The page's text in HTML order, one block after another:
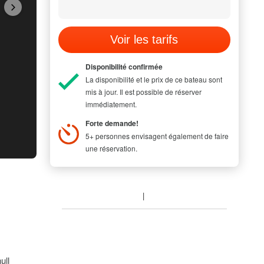
Voir les tarifs
Disponibilité confirmée
La disponibilité et le prix de ce bateau sont
mis à jour. Il est possible de réserver
immédiatement.
Forte demande!
5+ personnes envisagent également de faire
une réservation.